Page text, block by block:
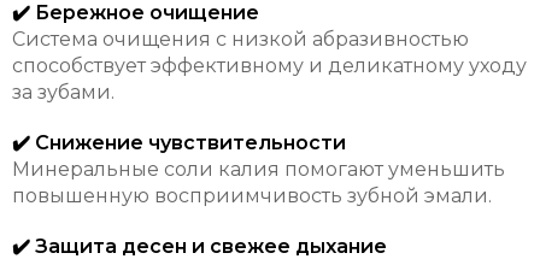
✔️ Бережное очищение
Система очищения с низкой абразивностью
способствует эффективному и деликатному уходу
за зубами.
✔️ Снижение чувствительности
Минеральные соли калия помогают уменьшить
повышенную восприимчивость зубной эмали.
✔️ Защита десен и свежее дыхание